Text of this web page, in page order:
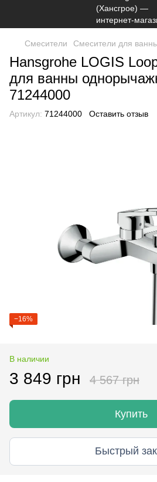
Смесители Смесители для
Hansgrohe LOGIS
для ванны
71244000
Артикул: 71244000 Оставить отзыв
−16%
В наличии
3 849 грн 4 567 грн
Купить
Быстрый